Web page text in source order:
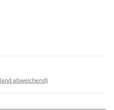
abweichend)